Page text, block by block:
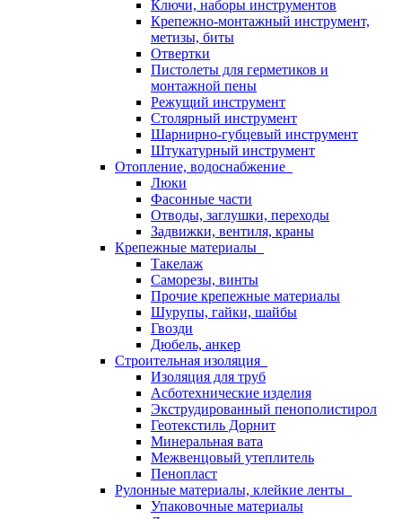
Ключи, наборы инструментов
Крепежно-монтажный инструмент,
метизы, биты
Отвертки
Пистолеты для герметиков и
монтажной пены
Режущий инструмент
Столярный инструмент
Шарнирно-губцевый инструмент
Штукатурный инструмент
Отопление, водоснабжение
Люки
Фасонные части
Отводы, заглушки, переходы
Задвижки, вентиля, краны
Крепежные материалы
Такелаж
Саморезы, винты
Прочие крепежные материалы
Шурупы, гайки, шайбы
Гвозди
Дюбель, анкер
Строительная изоляция
Изоляция для труб
Асботехнические изделия
Экструдированный пенополистирол
Геотекстиль Дорнит
Минеральная вата
Межвенцовый утеплитель
Пенопласт
Рулонные материалы, клейкие ленты
Упаковочные материалы